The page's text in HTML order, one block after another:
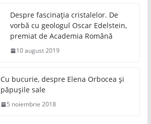
Despre fascinația cristalelor. De
vorbă cu geologul Oscar Edelstein,
premiat de Academia Română
10 august 2019
Cu bucurie, despre Elena Orbocea și
păpușile sale
5 noiembrie 2018